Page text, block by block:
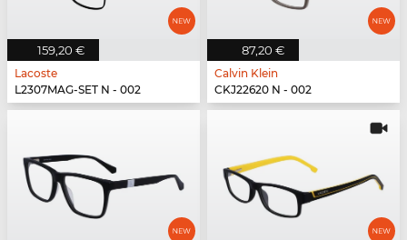
159,20 €
Lacoste
L2307MAG-SET N - 002
87,20 €
Calvin Klein
CKJ22620 N - 002